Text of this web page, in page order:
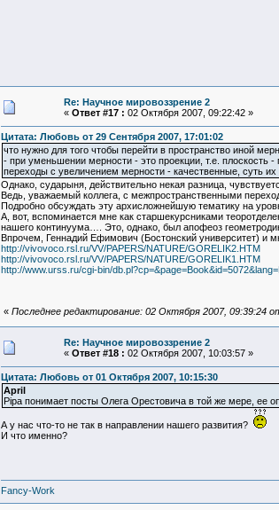
Re: Научное мировоззрение 2
« Ответ #17 : 02 Октября 2007, 09:22:42 »
Цитата: Любовь от 29 Сентября 2007, 17:01:02
что нужно для того чтобы перейти в пространство иной
- при уменьшении мерности - это проекции, т.е. плоскость -
переходы с увеличением мерности - качественные, суть их
Однако, сударыня, действительно некая разница,
Ведь, уважаемый коллега, с межпространственными
Подробно обсуждать эту архисложнейшую тематику на
А, вот, вспоминается мне как старшекурсниками
нашего континуума…. Это, однако, был апофеоз
Впрочем, Геннадий Ефимович (Бостонский университет) и
http://vivovoco.rsl.ru/VV/PAPERS/NATURE/GORELIK2.HTM
http://vivovoco.rsl.ru/VV/PAPERS/NATURE/GORELIK1.HTM
http://www.urss.ru/cgi-bin/
« Последнее редактирование: 02 Октября 2007, 09:39:24
Re: Научное мировоззрение 2
« Ответ #18 : 02 Октября 2007, 10:03:57 »
Цитата: Любовь от 01 Октября 2007, 10:15:30
April
Pipa понимает посты Олега Орестовича в той же мере, ее
А у нас что-то не так в направлении нашего развития?
И что именно?
Fancy-Work